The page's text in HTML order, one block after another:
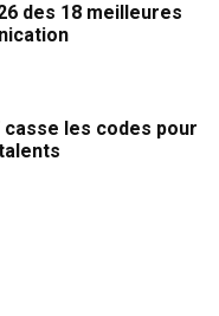
des 18 meilleures
casse les codes pour